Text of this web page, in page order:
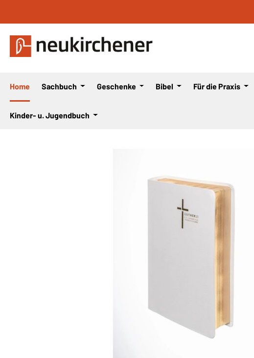
Home Sachbuch Geschenke Bibel Für die Praxis
Kinder- u. Jugendbuch